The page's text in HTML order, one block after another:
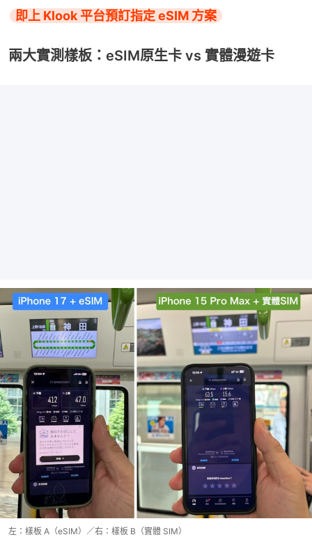
即上 Klook 平台預訂指定 eSIM 方案
兩大實測樣板：eSIM原生卡 vs 實體漫遊卡
左：樣板 A（eSIM）／右：樣板 B（實體 SIM）